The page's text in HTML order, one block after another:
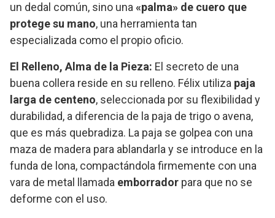
un dedal común, sino una«palma» de cuero que
protege su mano, una herramienta tan
especializada como el propio oficio.
El Relleno, Alma de la Pieza: El secreto de una
buena collera reside en su relleno. Félix utiliza paja
larga de centeno, seleccionada por su flexibilidad y
durabilidad, a diferencia de la paja de trigo o avena,
que es más quebradiza. La paja se golpea con una
maza de madera para ablandarla y se introduce en la
funda de lona, compactándola firmemente con una
vara de metal llamada emborrador para que no se
deforme con el uso.